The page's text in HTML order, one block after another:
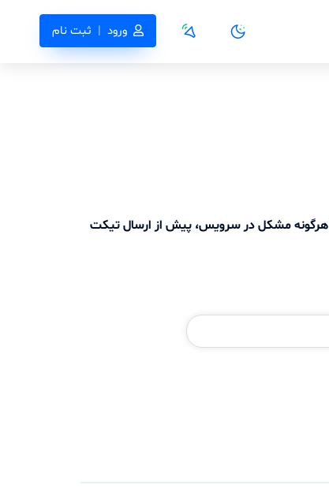
ورود | ثبت نام
هرگونه مشکل در سرویس، پیش از ارسال تیکت